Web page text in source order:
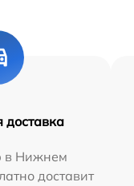
доставка
в Нижнем
доставит